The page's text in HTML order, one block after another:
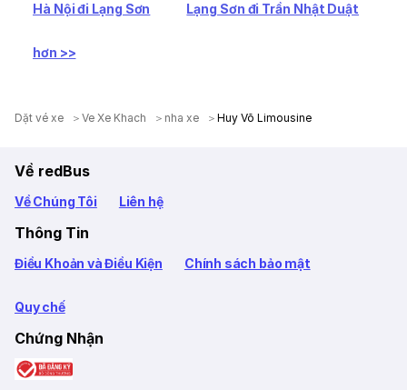
Hà Nội đi Lạng Sơn Lạng Sơn đi Trần Nhật Duật
hơn >>
Dặt vé xe Ve Xe Khach nha xe Huy Võ Limousine
Về redBus
Về Chúng Tôi Liên hệ
Thông Tin
Điều Khoản và Điều Kiện Chính sách bảo mật
Quy chế
Chứng Nhận